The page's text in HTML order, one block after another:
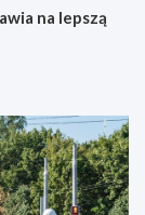
na lepszą